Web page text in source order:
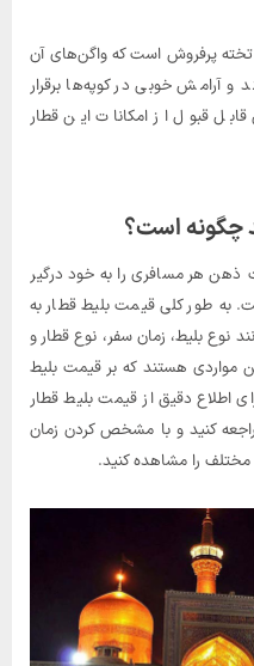
تخته پرفروش است که واگن‌های آن
و آرامش خوبی در کوپه‌ها برقرار
قبول از امکانات این قطار
چگونه است؟
هر مسافری را به خود درگیر
به طور کلی قیمت بلیط قطار به
نوع بلیط، زمان سفر، نوع قطار و
مواردی هستند که بر قیمت بلیط
اطلاع دقیق از قیمت بلیط قطار
کنید و با مشخص کردن زمان
را مشاهده کنید.